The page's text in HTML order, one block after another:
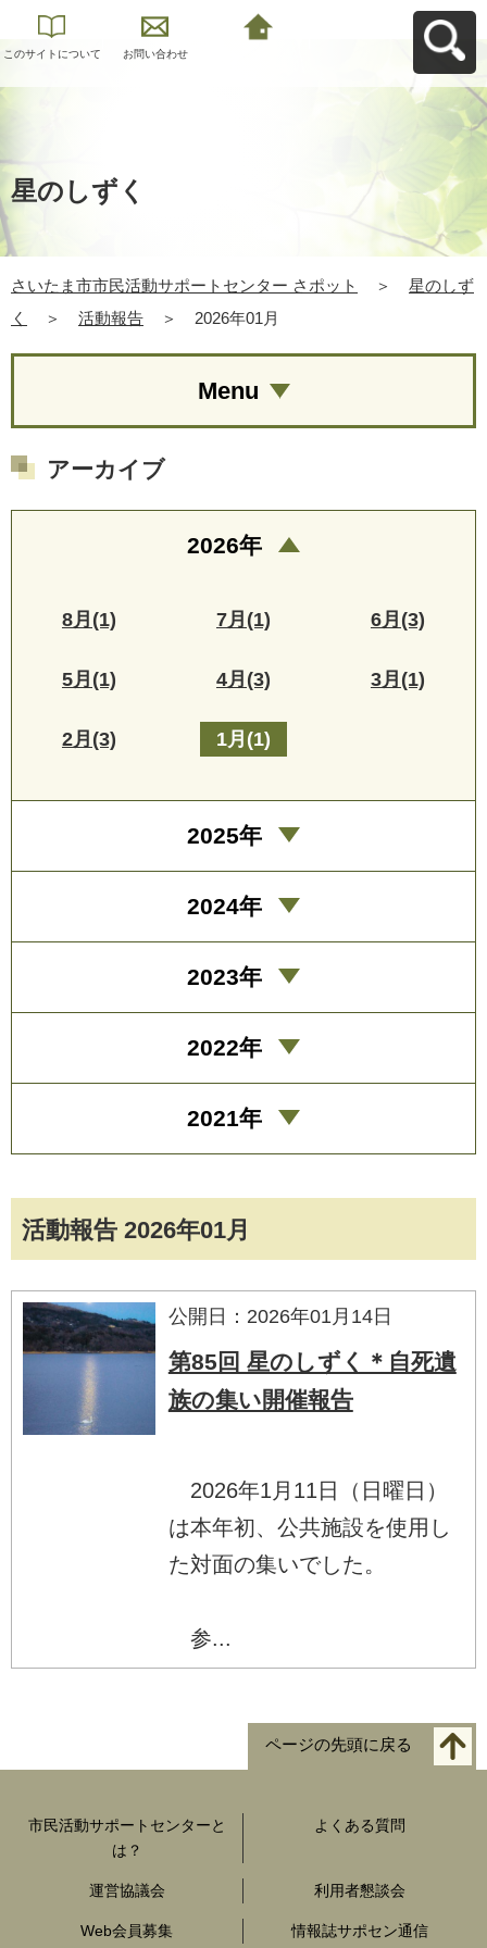
このサイトについて お問い合わせ
星のしずく
さいたま市市民活動サポートセンター さポット ＞
星のしず
く
＞ 活動報告 ＞ 2026年01月
活動報告 2026年01月
公開日：2026年01月14日
第85回 星のしずく＊自死遺
族の集い開催報告
2026年1月11日（日曜日）
は本年初、公共施設を使用し
た対面の集いでした。
参...
Menu
アーカイブ
2026年
8月(1) 7月(1) 6月(3)
5月(1) 4月(3) 3月(1)
2月(3) 1月(1)
2025年
2024年
2023年
2022年
2021年
ページの先頭に戻る
市民活動サポートセンターと
は？
よくある質問
運営協議会 利用者懇談会
Web会員募集 情報誌サポセン通信